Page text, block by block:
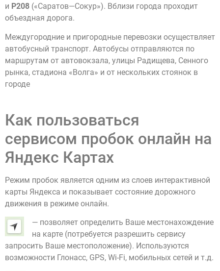
и Р208 («Саратов—Сокур»). Вблизи города проходит
объездная дорога.
Междугородние и пригородные перевозки осуществляет
автобусный транспорт. Автобусы отправляются по
маршрутам от автовокзала, улицы Радищева, Сенного
рынка, стадиона «Волга» и от нескольких стоянок в
городе
Как пользоваться
сервисом пробок онлайн на
Яндекс Картах
Режим пробок является одним из слоев интерактивной
карты Яндекса и показывает состояние дорожного
движения в режиме онлайн.
— позволяет определить Ваше местонахождение
на карте (потребуется разрешить сервису
запросить Ваше местоположение). Используются
возможности Глонасс, GPS, Wi-Fi, мобильных сетей и т.д.